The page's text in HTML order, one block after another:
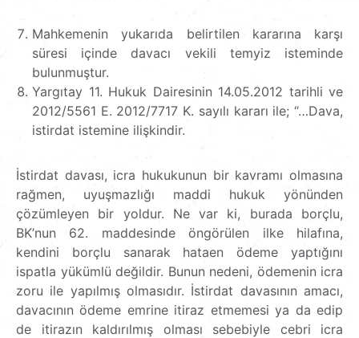
Mahkemenin yukarıda belirtilen kararına karşı
süresi içinde davacı vekili temyiz isteminde
bulunmuştur.
Yargıtay 11. Hukuk Dairesinin 14.05.2012 tarihli ve
2012/5561 E. 2012/7717 K. sayılı kararı ile; “…Dava,
istirdat istemine ilişkindir.
İstirdat davası, icra hukukunun bir kavramı olmasına
rağmen, uyuşmazlığı maddi hukuk yönünden
çözümleyen bir yoldur. Ne var ki, burada borçlu,
BK’nun 62. maddesinde öngörülen ilke hilafına,
kendini borçlu sanarak hataen ödeme yaptığını
ispatla yükümlü değildir. Bunun nedeni, ödemenin icra
zoru ile yapılmış olmasıdır. İstirdat davasının amacı,
davacının ödeme emrine itiraz etmemesi ya da edip
de itirazın kaldırılmış olması sebebiyle cebri icra